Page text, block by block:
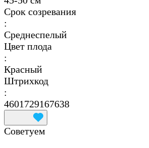
Срок созревания
:
Среднеспелый
Цвет плода
:
Красный
Штрихкод
:
4601729167638
Советуем